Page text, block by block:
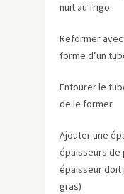
nuit au frigo.
Reformer
forme d’un
Entourer le
de le former.
Ajouter une
épaisseurs de
épaisseur
gras)